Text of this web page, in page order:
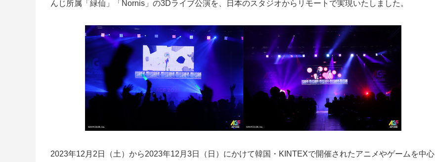
んじ所属「緑仙」「Nornis」の3Dライブ公演を、日本のスタジオからリモートで実現いたしました。
2023年12月2日（土）から2023年12月3日（日）にかけて韓国・KINTEXで開催されたアニメやゲームを中心